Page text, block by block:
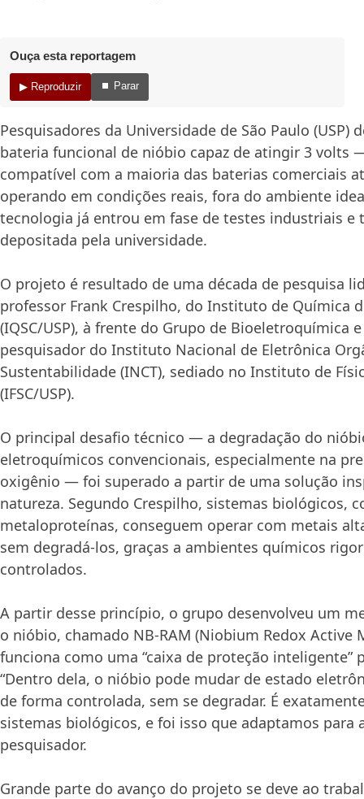
Ouça esta reportagem
▶ Reproduzir ⏹ Parar
Pesquisadores da Universidade de São Paulo (USP)
bateria funcional de nióbio capaz de atingir 3 volts
compatível com a maioria das baterias comerciais
operando em condições reais, fora do ambiente
tecnologia já entrou em fase de testes industriais e
depositada pela universidade.
O projeto é resultado de uma década de pesquisa
professor Frank Crespilho, do Instituto de Química
(IQSC/USP), à frente do Grupo de Bioeletroquímica
pesquisador do Instituto Nacional de Eletrônica
Sustentabilidade (INCT), sediado no Instituto de
(IFSC/USP).
O principal desafio técnico — a degradação do
eletroquímicos convencionais, especialmente na
oxigênio — foi superado a partir de uma solução
natureza. Segundo Crespilho, sistemas biológicos,
metaloproteínas, conseguem operar com metais
sem degradá-los, graças a ambientes químicos
controlados.
A partir desse princípio, o grupo desenvolveu um
o nióbio, chamado NB-RAM (Niobium Redox Active
funciona como uma “caixa de proteção inteligente”
“Dentro dela, o nióbio pode mudar de estado
de forma controlada, sem se degradar. É
sistemas biológicos, e foi isso que adaptamos para
pesquisador.
Grande parte do avanço do projeto se deve ao